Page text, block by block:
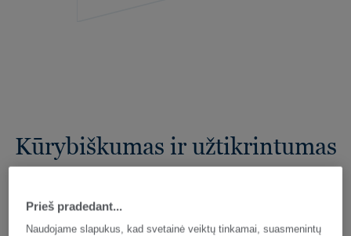
Kūrybiškumas ir užtikrintumas
Naujoje DESSO Essence Elements kolekcijoje yra trys
Prieš pradedant...
Naudojame slapukus, kad svetainė veiktų tinkamai, suasmenintų